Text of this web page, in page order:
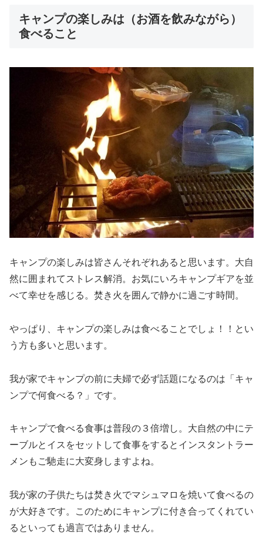
キャンプの楽しみは（お酒を飲みながら）
食べること
キャンプの楽しみは皆さんそれぞれあると思います。大自
然に囲まれてストレス解消。お気にいろキャンプギアを並
べて幸せを感じる。焚き火を囲んで静かに過ごす時間。
やっぱり、キャンプの楽しみは食べることでしょ！！とい
う方も多いと思います。
我が家でキャンプの前に夫婦で必ず話題になるのは「キャ
ンプで何食べる？」です。
キャンプで食べる食事は普段の３倍増し。大自然の中にテ
ーブルとイスをセットして食事をするとインスタントラー
メンもご馳走に大変身しますよね。
我が家の子供たちは焚き火でマシュマロを焼いて食べるの
が大好きです。このためにキャンプに付き合ってくれてい
るといっても過言ではありません。